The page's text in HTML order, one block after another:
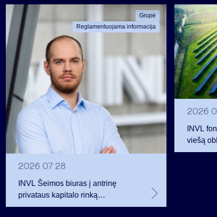
Grupė
Reglamentuojama informacija
2026 07 28
INVL Šeimos biuras į antrinę
privataus kapitalo rinką
investuojantį fondą pritraukė 17,4
2026
INVL
viešą
12 mln.